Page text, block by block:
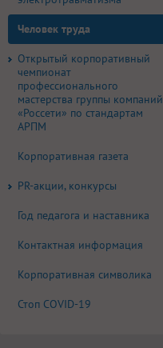
Человек труда
Открытый корпоративный
чемпионат
профессионального
мастерства группы компаний
«Россети» по стандартам
АРПМ
Корпоративная газета
PR-акции, конкурсы
Год педагога и наставника
Контактная информация
Корпоративная символика
Стоп COVID-19